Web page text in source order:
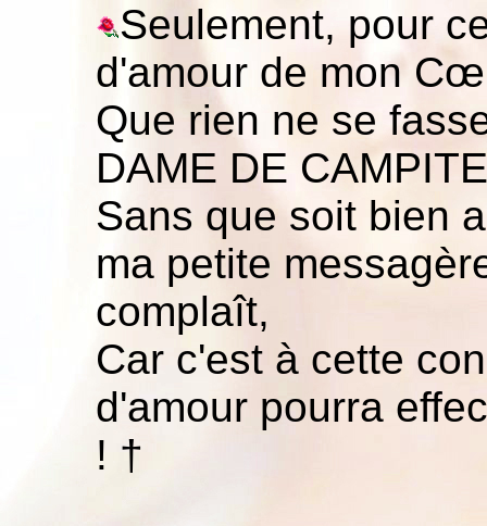
Seulement, pour
d'amour de mon
Que rien ne se
DAME DE
Sans que soit bien
ma petite
complaît,
Car c'est à cette
d'amour pourra
! †